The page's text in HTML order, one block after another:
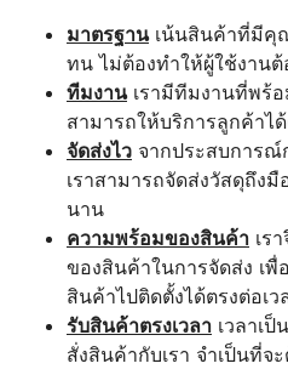
มาตรฐานเน้นสินค้าที่มีคุ
ทน ไม่ต้องทำให้ผู้ใช้งาน
ทีมงานเรามีทีมงานที่พร้อ
สามารถให้บริการลูกค้าไ
จัดส่งไว จากประสบการณ์
เราสามารถจัดส่งวัสดุถึง
นาน
ความพร้อมของสินค้า เร
ของสินค้าในการจัดส่ง เพื่
สินค้าไปติดตั้งได้ตรงต่อเว
รับสินค้าตรงเวลา เวลาเ
สั่งสินค้ากับเรา จำเป็นที่จ